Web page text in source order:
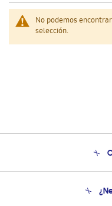
No podemos
selección.